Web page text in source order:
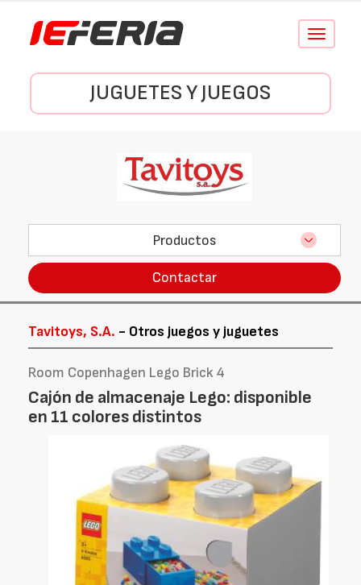
Conmutar
JUGUETES Y JUEGOS
Productos
Contactar
Tavitoys, S.A. - Otros juegos y juguetes
Room Copenhagen Lego Brick 4
Cajón de almacenaje Lego: disponible
en 11 colores distintos